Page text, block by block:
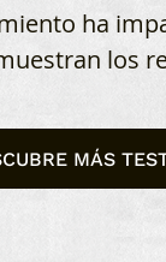
ha
los
MÁS